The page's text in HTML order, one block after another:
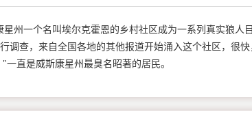
星州一个名叫埃尔克霍恩的乡村社区成为一系列真实狼人
调查，来自全国各地的其他报道开始涌入这个社区，很
直是威斯康星州最臭名昭著的居民。